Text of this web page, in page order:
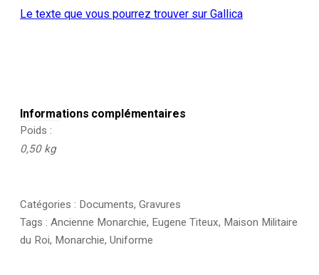
la
Eugène
Le texte que vous pourrez trouver sur Gallica
Informations complémentaires
Poids
0,50 kg
Catégories : Documents, Gravures
Tags : Ancienne Monarchie, Eugene Titeux, Maison Militaire
du Roi, Monarchie, Uniforme